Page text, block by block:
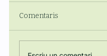
Comentaris